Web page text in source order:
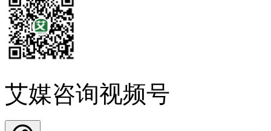
艾媒咨询视频号